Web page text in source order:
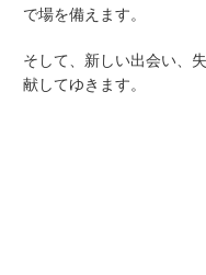
で場を備えます。
そして、新しい出会い、
献してゆきます。